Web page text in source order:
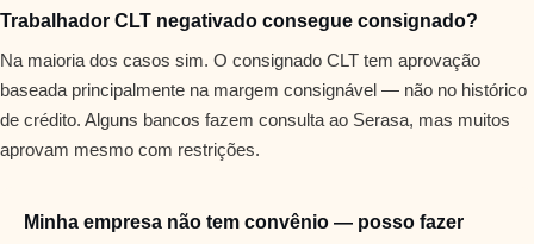
Trabalhador CLT negativado consegue consignado?
Na maioria dos casos sim. O consignado CLT tem aprovação
baseada principalmente na margem consignável — não no histórico
de crédito. Alguns bancos fazem consulta ao Serasa, mas muitos
aprovam mesmo com restrições.
Minha empresa não tem convênio — posso fazer